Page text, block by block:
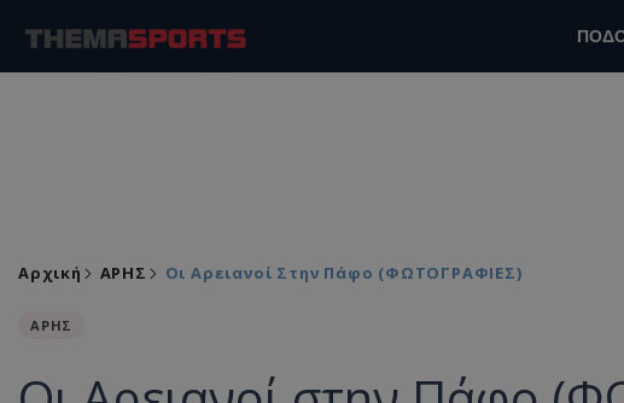
Αρχική ΑΡΗΣ Οι Αρειανοί Στην Πάφο (ΦΩΤΟΓΡΑΦΙΕΣ)
ΑΡΗΣ